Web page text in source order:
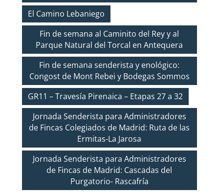
El Camino Lebaniego
Fin de semana al Caminito del Rey y al
Parque Natural del Torcal en Antequera
Fin de semana senderista y enológico:
Congost de Mont Rebei y Bodegas Sommos
GR11 – Travesía Pirenaica – Etapas 27 a 32
Jornada Senderista para Administradores
de Fincas Colegiados de Madrid: Ruta de las
Ermitas-La Jarosa
Jornada Senderista para Administradores
de Fincas de Madrid: Cascadas del
Purgatorio- Rascafría